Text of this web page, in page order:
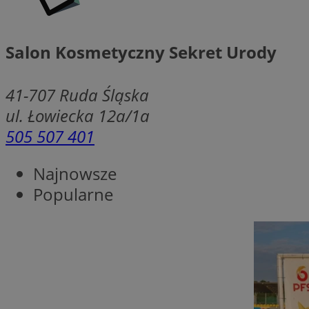
Salon Kosmetyczny Sekret Urody
41-707 Ruda Śląska
ul. Łowiecka 12a/1a
505 507 401
Najnowsze
Popularne
MvSessID
Nazwa
Nazwa
Provider
Domena